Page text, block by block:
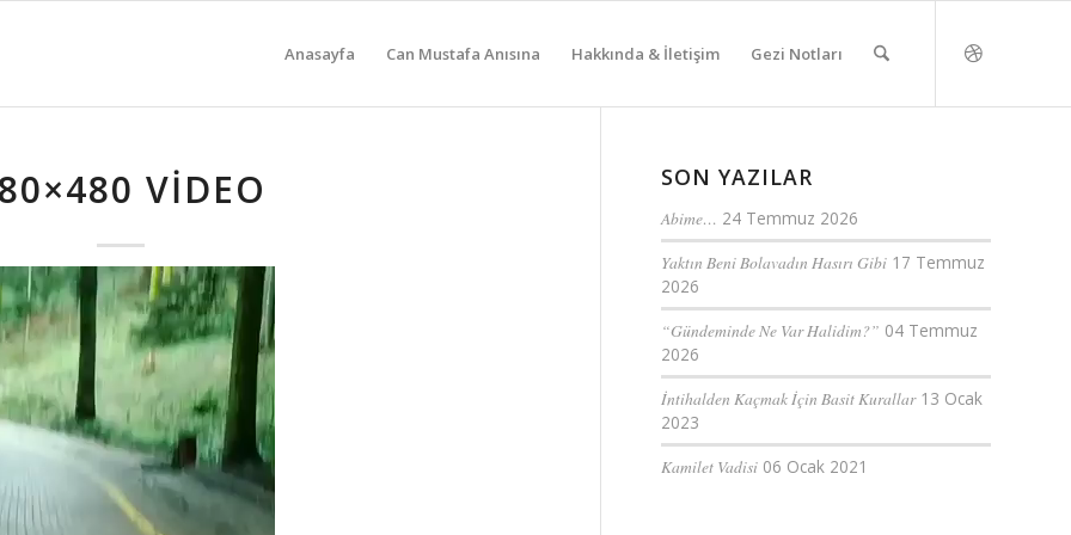
Anasayfa Can Mustafa Anısına Hakkında & İletişim Gezi Notları
VIDEO SON YAZILAR
Abime… 24 Temmuz 2026
Yaktın Beni Bolavadın Hasırı Gibi 17 Temmuz
2026
“Gündeminde Ne Var Halidim?” 04 Temmuz
2026
İntihalden Kaçmak İçin Basit Kurallar 13 Ocak
2023
Kamilet Vadisi 06 Ocak 2021